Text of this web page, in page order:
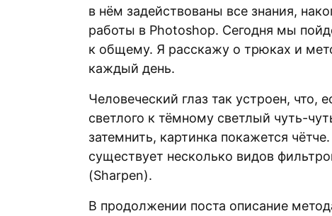
в нём задействованы все знания,
работы в Photoshop. Сегодня мы
к общему. Я расскажу о трюках и
каждый день.
Человеческий глаз так устроен, что,
светлого к тёмному светлый чуть-
затемнить, картинка покажется
существует несколько видов
(Sharpen).
В продолжении поста описание